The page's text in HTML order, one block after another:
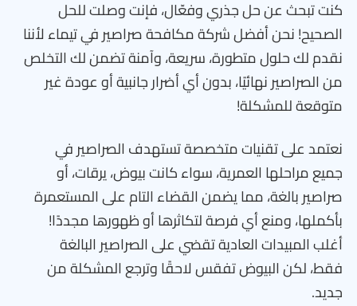
كنت تبحث عن حل جذري وفعّال، فإنت وصلت للحل
الصحيح! نحن أفضل شركة مكافحة صراصير في تيماء لأننا
نقدم لك حلول متطورة، سريعة، وآمنة تضمن لك التخلص
من الصراصير نهائيًا، بدون أي أضرار جانبية أو عودة غير
متوقعة للمشكلة!
نعتمد على تقنيات متخصصة تستهدف الصراصير في
جميع مراحلها العمرية، سواء كانت بيوض، يرقات، أو
صراصير بالغة، مما يضمن القضاء التام على المستعمرة
بأكملها، ومنع أي فرصة لتكاثرها أو ظهورها مجددًا!
أغلب المبيدات العادية تقضي على الصراصير البالغة
فقط، لكن البيوض تفقس لاحقًا وترجع المشكلة من
جديد.